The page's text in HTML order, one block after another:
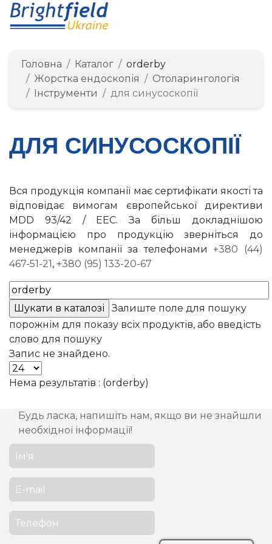
Головна Каталог
orderby
Жорстка ендоскопія
Отоларингологія
Інструменти
для синусоскопії
ДЛЯ СИНУСОСКОПІЇ
Вся продукція компанії має сертифікати якості та
відповідає вимогам європейської директиви
MDD 93/42 / EEC. За більш докладнішою
інформацією про продукцію зверніться до
менеджерів компанії за телефонами+380 (44)
467-51-21, +380 (95) 133-20-67
Залиште поле для пошуку
порожнім для показу всіх продуктів, або введість
слово для пошуку
Запис не знайдено.
Нема результатів : (orderby)
Будь ласка, напишіть нам, якщо ви не знайшли
необхідної інформації!